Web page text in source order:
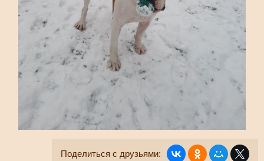
Поделиться с друзьями: